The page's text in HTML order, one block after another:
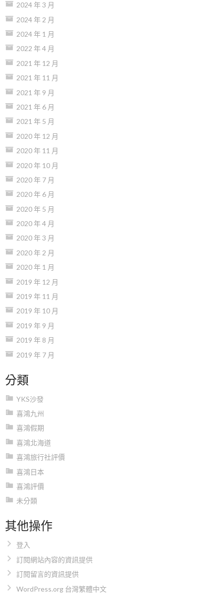
2024 年 3 月
2024 年 2 月
2024 年 1 月
2022 年 4 月
2021 年 12 月
2021 年 11 月
2021 年 9 月
2021 年 6 月
2021 年 5 月
2020 年 12 月
2020 年 11 月
2020 年 10 月
2020 年 7 月
2020 年 6 月
2020 年 5 月
2020 年 4 月
2020 年 3 月
2020 年 2 月
2020 年 1 月
2019 年 12 月
2019 年 11 月
2019 年 10 月
2019 年 9 月
2019 年 8 月
2019 年 7 月
分類
YKS沙發
喜鴻九州
喜鴻假期
喜鴻北海道
喜鴻旅行社評價
喜鴻日本
喜鴻評價
未分類
其他操作
登入
訂閱網站內容的資訊提供
訂閱留言的資訊提供
WordPress.org 台灣繁體中文